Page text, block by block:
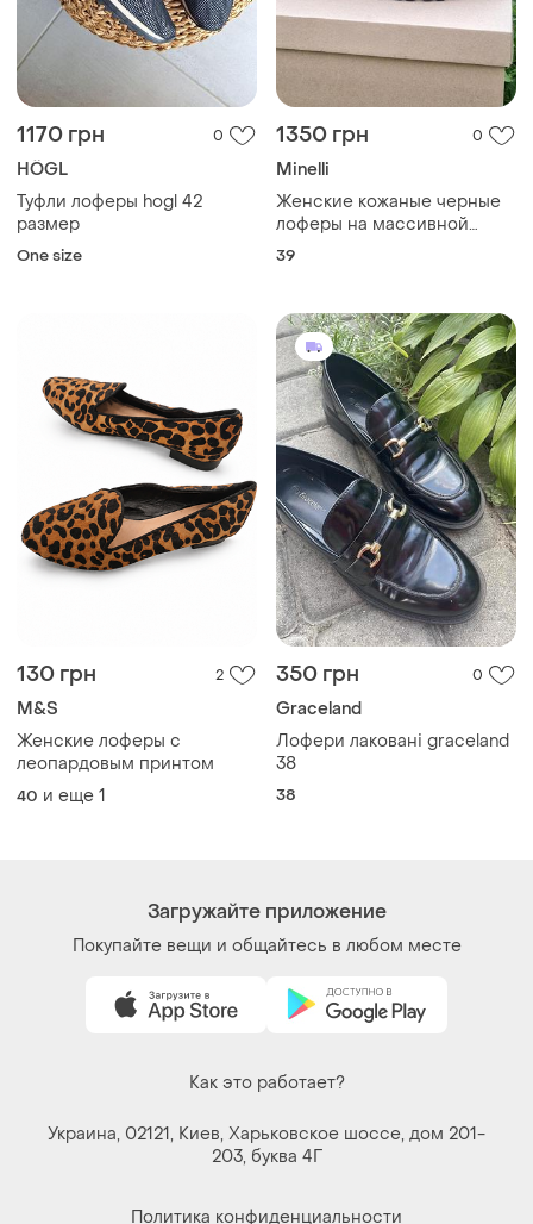
1170 грн 0
HÖGL
Туфли лоферы hogl 42
размер
One size
1350 грн 0
Minelli
Женские кожаные черные
лоферы на массивной
тракторной подошве
39
130 грн 2
M&S
Женские лоферы с
леопардовым принтом
40 и еще 1
350 грн 0
Graceland
Лофери лаковані graceland
38
38
Загружайте приложение
Покупайте вещи и общайтесь в любом месте
Как это работает?
Украина, 02121, Киев, Харьковское шоссе, дом 201-
203, буква 4Г
Политика конфиденциальности